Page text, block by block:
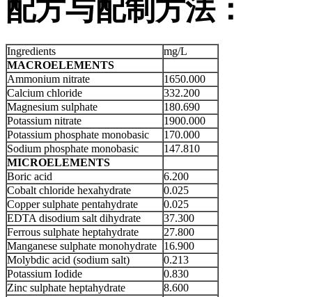
配方与配制方法：
Ingredients
mg/L
MACROELEMENTS
Ammonium nitrate
1650.000
Calcium chloride
332.200
Magnesium sulphate
180.690
Potassium nitrate
1900.000
Potassium phosphate monobasic
170.000
Sodium phosphate monobasic
147.810
MICROELEMENTS
Boric acid
6.200
Cobalt chloride hexahydrate
0.025
Copper sulphate pentahydrate
0.025
EDTA disodium salt dihydrate
37.300
Ferrous sulphate heptahydrate
27.800
Manganese sulphate monohydrate
16.900
Molybdic acid (sodium salt)
0.213
Potassium Iodide
0.830
Zinc sulphate heptahydrate
8.600